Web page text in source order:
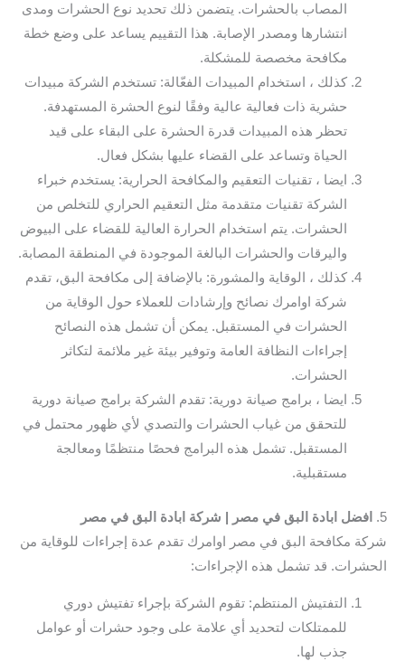
المصاب بالحشرات. يتضمن ذلك تحديد نوع الحشرات ومدى
انتشارها ومصدر الإصابة. هذا التقييم يساعد على وضع خطة
مكافحة مخصصة للمشكلة.
كذلك ، استخدام المبيدات الفعّالة: تستخدم الشركة مبيدات
حشرية ذات فعالية عالية وفقًا لنوع الحشرة المستهدفة.
تحظر هذه المبيدات قدرة الحشرة على البقاء على قيد
الحياة وتساعد على القضاء عليها بشكل فعال.
ايضا ، تقنيات التعقيم والمكافحة الحرارية: يستخدم خبراء
الشركة تقنيات متقدمة مثل التعقيم الحراري للتخلص من
الحشرات. يتم استخدام الحرارة العالية للقضاء على البيوض
واليرقات والحشرات البالغة الموجودة في المنطقة المصابة.
كذلك ، الوقاية والمشورة: بالإضافة إلى مكافحة البق، تقدم
شركة اوامرك نصائح وإرشادات للعملاء حول الوقاية من
الحشرات في المستقبل. يمكن أن تشمل هذه النصائح
إجراءات النظافة العامة وتوفير بيئة غير ملائمة لتكاثر
الحشرات.
ايضا ، برامج صيانة دورية: تقدم الشركة برامج صيانة دورية
للتحقق من غياب الحشرات والتصدي لأي ظهور محتمل في
المستقبل. تشمل هذه البرامج فحصًا منتظمًا ومعالجة
مستقبلية.
5.
افضل ابادة البق في مصر | شركة ابادة البق في مصر
شركة مكافحة البق في مصر اوامرك تقدم عدة إجراءات للوقاية من
الحشرات. قد تشمل هذه الإجراءات:
التفتيش المنتظم: تقوم الشركة بإجراء تفتيش دوري
للممتلكات لتحديد أي علامة على وجود حشرات أو عوامل
جذب لها.